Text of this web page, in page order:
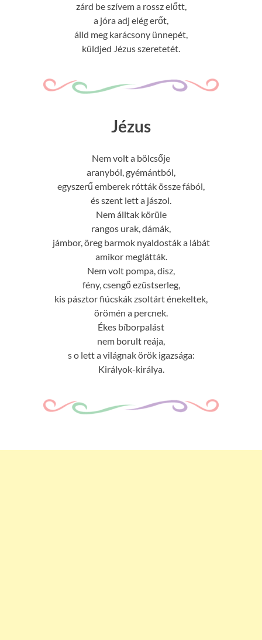
zárd be szívem a rossz előtt,
a jóra adj elég erőt,
álld meg karácsony ünnepét,
küldjed Jézus szeretetét.
Jézus
Nem volt a bölcsője
aranyból, gyémántból,
egyszerű emberek rótták össze fából,
és szent lett a jászol.
Nem álltak körüle
rangos urak, dámák,
jámbor, öreg barmok nyaldosták a lábát
amikor meglátták.
Nem volt pompa, disz,
fény, csengő ezüstserleg,
kis pásztor fiúcskák zsoltárt énekeltek,
örömén a percnek.
Ékes bíborpalást
nem borult reája,
s o lett a világnak örök igazsága:
Királyok-királya.